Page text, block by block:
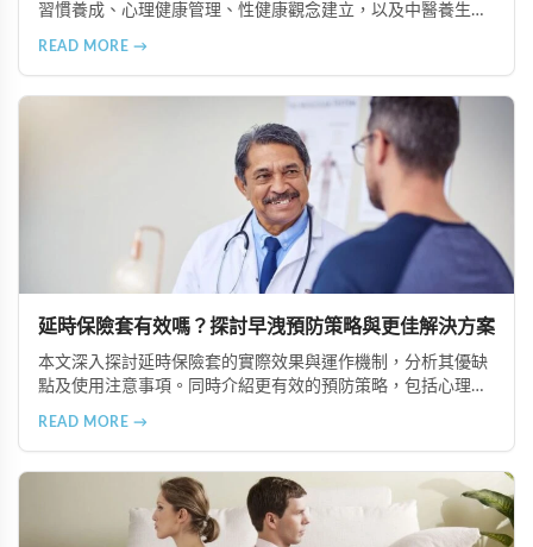
習慣養成、心理健康管理、性健康觀念建立，以及中醫養生、
READ MORE →
延時保險套有效嗎？探討早洩預防策略與更佳解決方案
本文深入探討延時保險套的實際效果與運作機制，分析其優缺
點及使用注意事項。同時介紹更有效的預防策略，包括心理諮
READ MORE →